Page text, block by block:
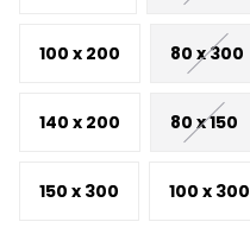
100 x 200 80 x 300
140 x 200 80 x 150
150 x 300 100 x 300